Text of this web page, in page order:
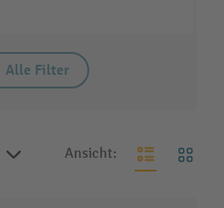
Alle Filter
Ansicht: